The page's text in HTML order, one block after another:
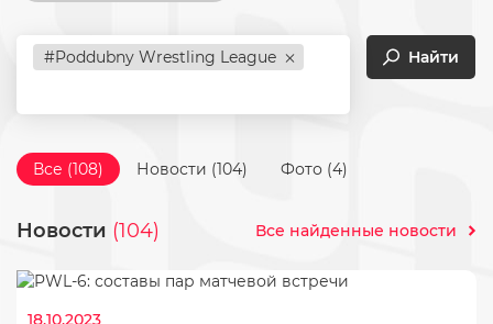
#Poddubny Wrestling League Найти
Все (108) Новости (104) Фото (4)
Новости (104) Все найденные новости
18.10.2023